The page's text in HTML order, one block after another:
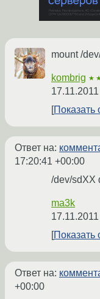
mount /
kombrig
Показать
Ответ на:
17:20:41 +00:00
/dev/sdXX
ma3k
Показать
Ответ на:
+00:00